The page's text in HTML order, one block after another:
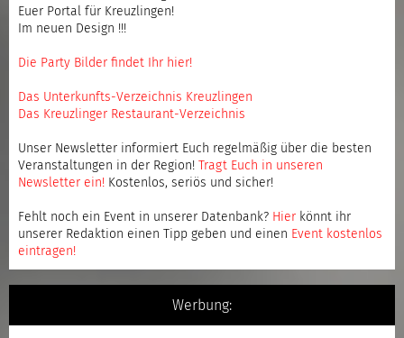
Euer Portal für Kreuzlingen!
Im neuen Design !!!
Die Party Bilder findet Ihr hier!
Das Unterkunfts-Verzeichnis Kreuzlingen
Das Kreuzlinger Restaurant-Verzeichnis
Unser Newsletter informiert Euch regelmäßig über die besten
Veranstaltungen in der Region!
Tragt Euch in unseren
Newsletter ein! Kostenlos, seriös und sicher!
Fehlt noch ein Event in unserer Datenbank? Hier könnt ihr
unserer Redaktion einen Tipp geben und einen Event kostenlos
eintragen!
Werbung: